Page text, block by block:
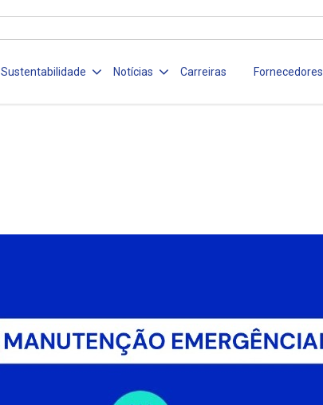
Sustentabilidade Notícias Carreiras Fornecedores